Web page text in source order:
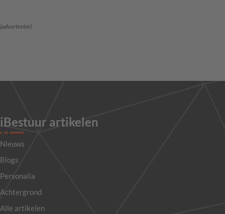
(advertentie)
iBestuur artikelen
Nieuws
Blogs
Personalia
Achtergrond
Alle artikelen